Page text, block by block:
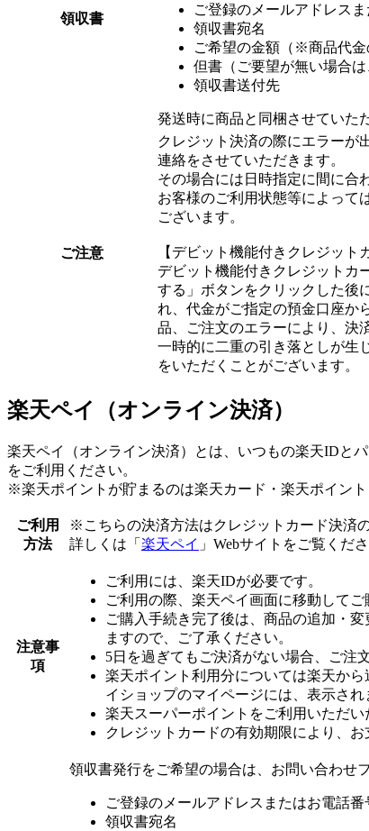
領収書
ご登録のメールアドレス
領収書宛名
ご希望の金額（※商品代金
但書（ご要望が無い場合は
領収書送付先
発送時に商品と同梱させていた
ご注意
クレジット決済の際にエラーが
連絡をさせていただきます。
その場合には日時指定に間に合
お客様のご利用状態等によって
ございます。
【デビット機能付きクレジット
デビット機能付きクレジットカ
する」ボタンをクリックした後
れ、代金がご指定の預金口座か
品、ご注文のエラーにより、決
一時的に二重の引き落としが生
をいただくことがございます。
楽天ペイ（オンライン決済）
楽天ペイ（オンライン決済）とは、いつもの楽天IDと
をご利用ください。
※楽天ポイントが貯まるのは楽天カード・楽天ポイン
ご利用
方法
※こちらの決済方法はクレジットカード決済
詳しくは「 楽天ペイ 」Webサイトをご覧くださ
注意事
項
ご利用には、楽天IDが必要です。
ご利用の際、楽天ペイ画面に移動して
ご購入手続き完了後は、商品の追加・
ますので、ご了承ください。
5日を過ぎてもご決済がない場合、ご注
楽天ポイント利用分については楽天から
イショップのマイページには、表示され
楽天スーパーポイントをご利用いただ
クレジットカードの有効期限により、
領収書発行をご希望の場合は、お問い合わせ
ご登録のメールアドレスまたはお電話番
領収書宛名